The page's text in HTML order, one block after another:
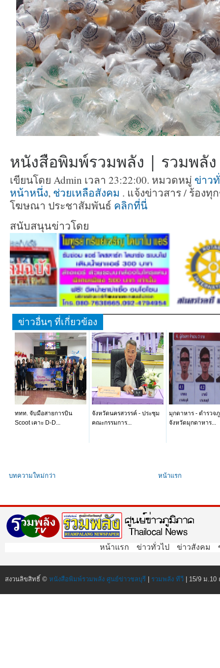
หนังสือพิมพ์รวมพลัง | รวมพลั
เขียนโดย Admin เวลา 23:22:00. หมวดหมู่ ข่าว
หน้าหนึ่ง, ช่วยเหลือสังคม . แจ้งข่าวสาร / ร้อง
โฆษณา ประชาสัมพันธ์ คลิกที่นี่
สนับสนุนข่าวโดย
ข่าวอื่นๆ ที่เกี่ยวข้อง
ททท. จับมือสายการบิน
Scoot เคาะ D-D...
จังหวัดนครสวรรค์ - ประชุม
คณะกรรมการ...
มุกดาหาร - ตำรวจ
จังหวัดมุกดาหาร...
บทความใหม่กว่า หน้าแรก
หน้าแรก ข่าวทั่วไป ข่าวสังคม
สงวนลิขสิทธิ์ © หนังสือพิมพ์รวมพลัง ศูนย์ข่าวชลบุรี | รวมพลัง ทีวี | 15/9 ม.10